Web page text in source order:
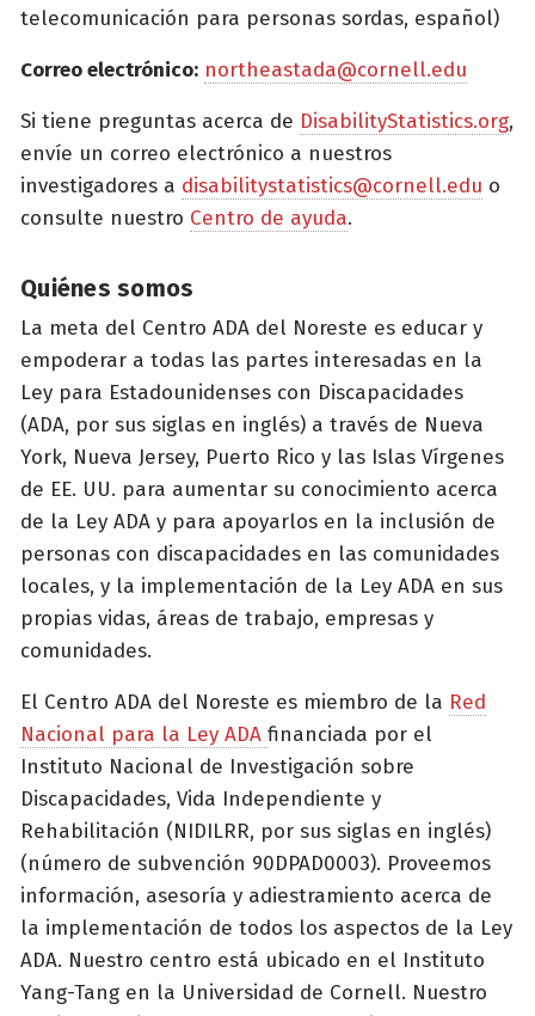
telecomunicación para personas sordas, español)
Correo electrónico: northeastada@cornell.edu
Si tiene preguntas acerca de DisabilityStatistics.org,
envíe un correo electrónico a nuestros
investigadores a disabilitystatistics@cornell.edu o
consulte nuestro Centro de ayuda.
Quiénes somos
La meta del Centro ADA del Noreste es educar y
empoderar a todas las partes interesadas en la
Ley para Estadounidenses con Discapacidades
(ADA, por sus siglas en inglés) a través de Nueva
York, Nueva Jersey, Puerto Rico y las Islas Vírgenes
de EE. UU. para aumentar su conocimiento acerca
de la Ley ADA y para apoyarlos en la inclusión de
personas con discapacidades en las comunidades
locales, y la implementación de la Ley ADA en sus
propias vidas, áreas de trabajo, empresas y
comunidades.
El Centro ADA del Noreste es miembro de la Red
Nacional para la Ley ADA financiada por el
Instituto Nacional de Investigación sobre
Discapacidades, Vida Independiente y
Rehabilitación (NIDILRR, por sus siglas en inglés)
(número de subvención 90DPAD0003). Proveemos
información, asesoría y adiestramiento acerca de
la implementación de todos los aspectos de la Ley
ADA. Nuestro centro está ubicado en el Instituto
Yang-Tang en la Universidad de Cornell. Nuestro